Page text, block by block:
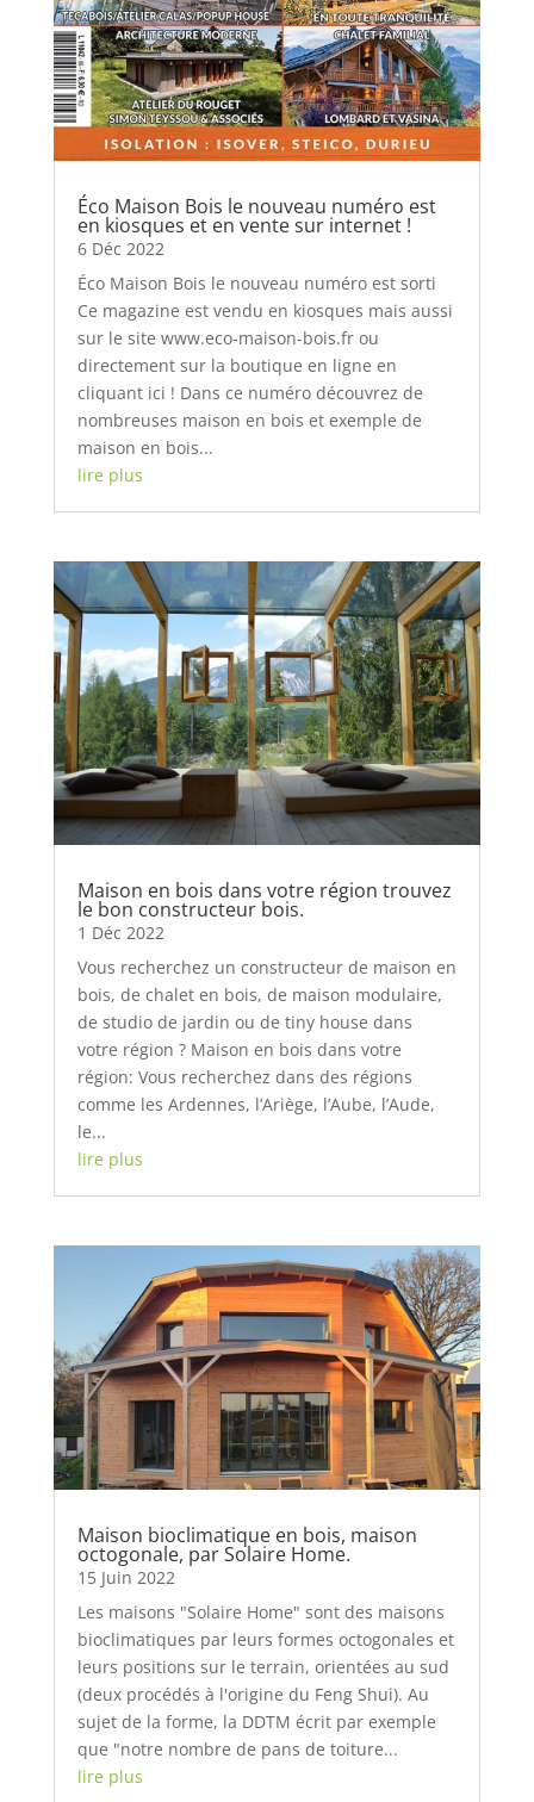
Éco Maison Bois le nouveau numéro est
en kiosques et en vente sur internet !
6 Déc 2022
Éco Maison Bois le nouveau numéro est sorti
Ce magazine est vendu en kiosques mais aussi
sur le site www.eco-maison-bois.fr ou
directement sur la boutique en ligne en
cliquant ici ! Dans ce numéro découvrez de
nombreuses maison en bois et exemple de
maison en bois...
lire plus
Maison en bois dans votre région trouvez
le bon constructeur bois.
1 Déc 2022
Vous recherchez un constructeur de maison en
bois, de chalet en bois, de maison modulaire,
de studio de jardin ou de tiny house dans
votre région ? Maison en bois dans votre
région: Vous recherchez dans des régions
comme les Ardennes, l’Ariège, l’Aube, l’Aude,
le...
lire plus
Maison bioclimatique en bois, maison
octogonale, par Solaire Home.
15 Juin 2022
Les maisons "Solaire Home" sont des maisons
bioclimatiques par leurs formes octogonales et
leurs positions sur le terrain, orientées au sud
(deux procédés à l'origine du Feng Shui). Au
sujet de la forme, la DDTM écrit par exemple
que "notre nombre de pans de toiture...
lire plus